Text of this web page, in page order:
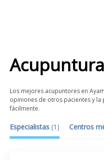
Acupuntura
Los mejores acupuntores en
opiniones de otros pacientes y
fácilmente.
Especialistas (1 ) Centros